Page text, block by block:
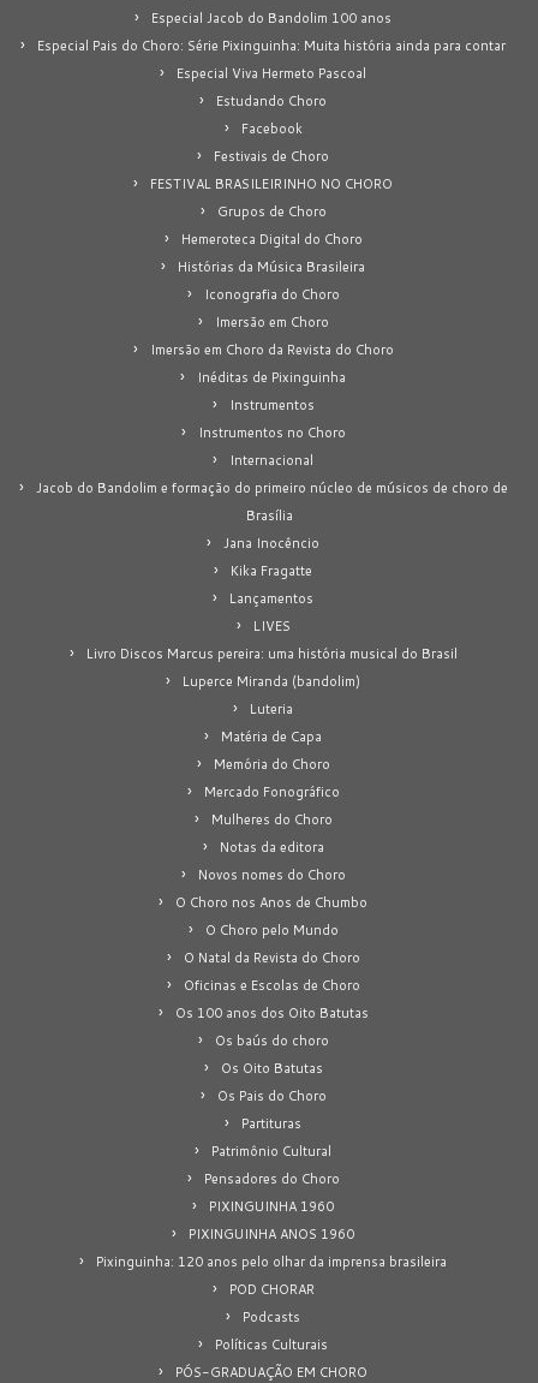
Especial Jacob do Bandolim 100 anos
Especial Pais do Choro: Série Pixinguinha: Muita história ainda para contar
Especial Viva Hermeto Pascoal
Estudando Choro
Facebook
Festivais de Choro
FESTIVAL BRASILEIRINHO NO CHORO
Grupos de Choro
Hemeroteca Digital do Choro
Histórias da Música Brasileira
Iconografia do Choro
Imersão em Choro
Imersão em Choro da Revista do Choro
Inéditas de Pixinguinha
Instrumentos
Instrumentos no Choro
Internacional
Jacob do Bandolim e formação do primeiro núcleo de músicos de choro de
Brasília
Jana Inocêncio
Kika Fragatte
Lançamentos
LIVES
Livro Discos Marcus pereira: uma história musical do Brasil
Luperce Miranda (bandolim)
Luteria
Matéria de Capa
Memória do Choro
Mercado Fonográfico
Mulheres do Choro
Notas da editora
Novos nomes do Choro
O Choro nos Anos de Chumbo
O Choro pelo Mundo
O Natal da Revista do Choro
Oficinas e Escolas de Choro
Os 100 anos dos Oito Batutas
Os baús do choro
Os Oito Batutas
Os Pais do Choro
Partituras
Patrimônio Cultural
Pensadores do Choro
PIXINGUINHA 1960
PIXINGUINHA ANOS 1960
Pixinguinha: 120 anos pelo olhar da imprensa brasileira
POD CHORAR
Podcasts
Políticas Culturais
PÓS-GRADUAÇÃO EM CHORO